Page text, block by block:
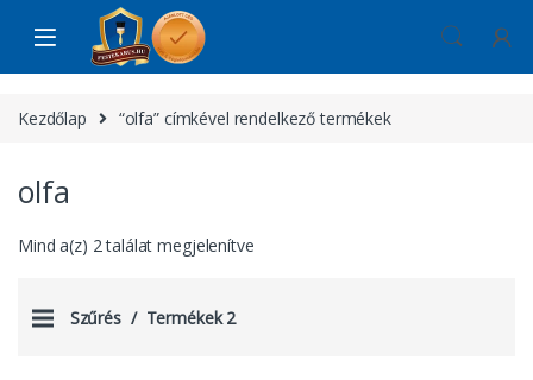
Skip to navigation
Skip to content
Kezdőlap “olfa” címkével rendelkező termékek
olfa
Mind a(z) 2 találat megjelenítve
Szűrés Termékek 2